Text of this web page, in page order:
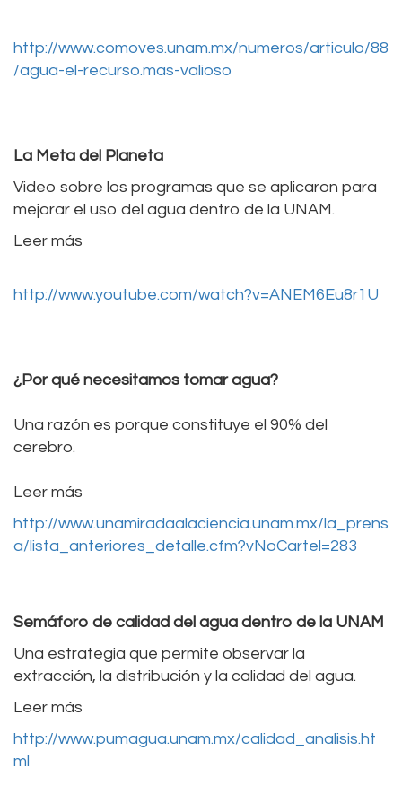
http://www.comoves.unam.mx/numeros/articulo/88
/agua-el-recurso.mas-valioso
La Meta del Planeta
Video sobre los programas que se aplicaron para
mejorar el uso del agua dentro de la UNAM.
Leer más
http://www.youtube.com/watch?v=ANEM6Eu8r1U
¿Por qué necesitamos tomar agua?
Una razón es porque constituye el 90% del
cerebro.
Leer más
http://www.unamiradaalaciencia.unam.mx/la_prens
a/lista_anteriores_detalle.cfm?vNoCartel=283
Semáforo de calidad del agua dentro de la UNAM
Una estrategia que permite observar la
extracción, la distribución y la calidad del agua.
Leer más
http://www.pumagua.unam.mx/calidad_analisis.ht
ml